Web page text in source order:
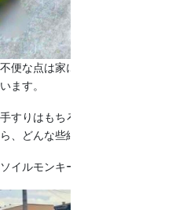
不便な点は家に住み始めてから初め
います。
手すりはもちろん、カーポートやお
ら、どんな些細なことでもお気軽に
ソイルモンキー達による街の一斉清